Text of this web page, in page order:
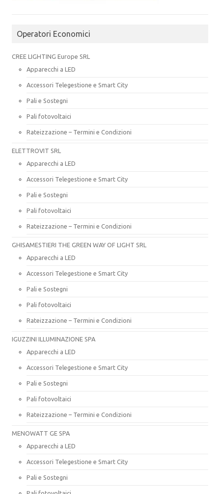
Operatori Economici
CREE LIGHTING Europe SRL
Apparecchi a LED
Accessori Telegestione e Smart City
Pali e Sostegni
Pali fotovoltaici
Rateizzazione – Termini e Condizioni
ELETTROVIT SRL
Apparecchi a LED
Accessori Telegestione e Smart City
Pali e Sostegni
Pali fotovoltaici
Rateizzazione – Termini e Condizioni
GHISAMESTIERI THE GREEN WAY OF LIGHT SRL
Apparecchi a LED
Accessori Telegestione e Smart City
Pali e Sostegni
Pali fotovoltaici
Rateizzazione – Termini e Condizioni
IGUZZINI ILLUMINAZIONE SPA
Apparecchi a LED
Accessori Telegestione e Smart City
Pali e Sostegni
Pali fotovoltaici
Rateizzazione – Termini e Condizioni
MENOWATT GE SPA
Apparecchi a LED
Accessori Telegestione e Smart City
Pali e Sostegni